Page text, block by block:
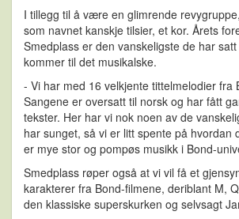
I tillegg til å være en glimrende
som navnet kanskje tilsier, et kor. Årets
Smedplass er den vanskeligste de har
kommer til det musikalske.
- Vi har med 16 velkjente tittelmelodier fra
Sangene er oversatt til norsk og har fått
tekster. Her har vi nok noen av de
har sunget, så vi er litt spente på hvordan
er mye stor og pompøs musikk i Bond-
Smedplass røper også at vi vil få et
karakterer fra Bond-filmene, deriblant M,
den klassiske superskurken og selvsagt